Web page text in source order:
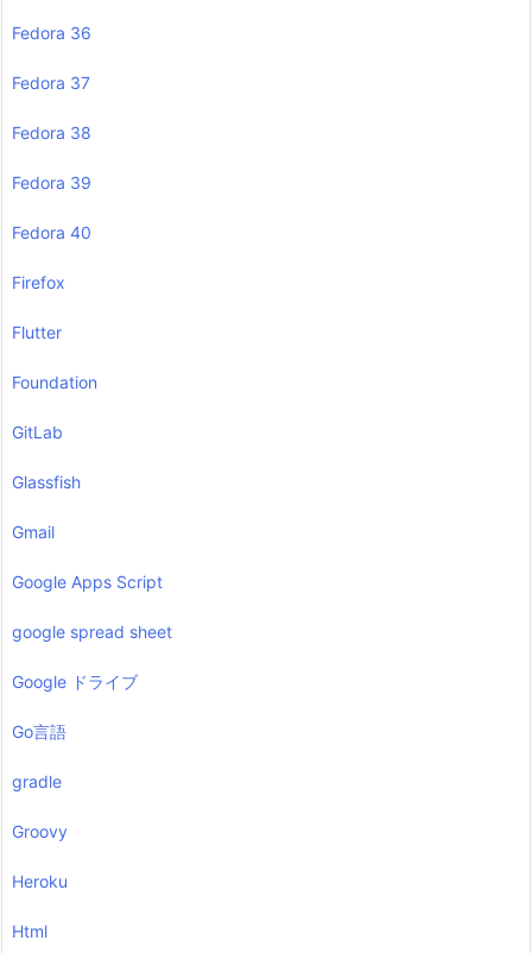
Fedora 36
Fedora 37
Fedora 38
Fedora 39
Fedora 40
Firefox
Flutter
Foundation
GitLab
Glassfish
Gmail
Google Apps Script
google spread sheet
Google ドライブ
Go言語
gradle
Groovy
Heroku
Html